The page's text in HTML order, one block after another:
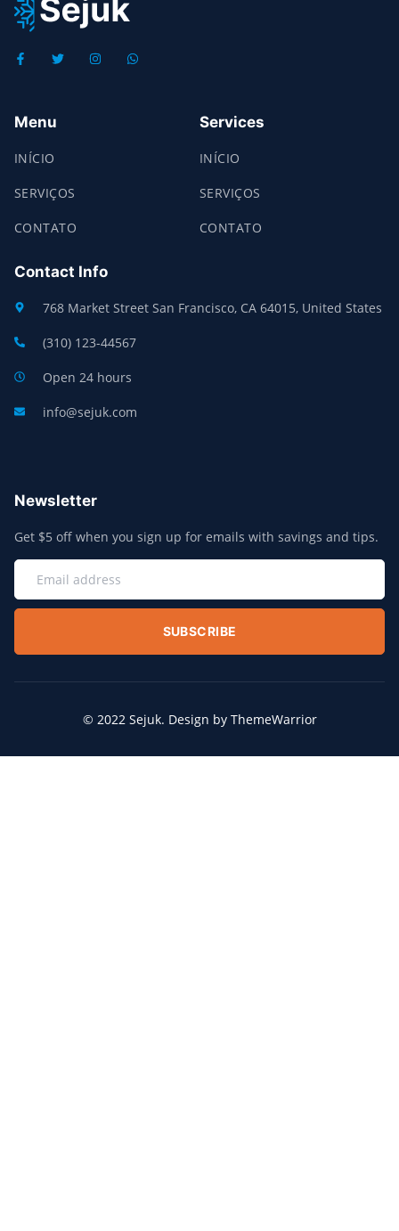
Menu
INÍCIO
SERVIÇOS
CONTATO
Services
INÍCIO
SERVIÇOS
CONTATO
Contact Info
768 Market Street San Francisco, CA 64015, United States
(310) 123-44567
Open 24 hours
info@sejuk.com
Newsletter
Get $5 off when you sign up for emails with savings and tips.
SUBSCRIBE
© 2022 Sejuk. Design by ThemeWarrior